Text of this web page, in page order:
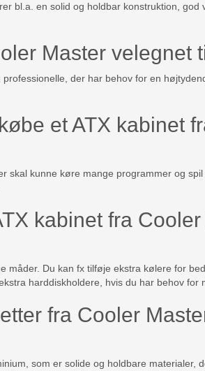
bl.a. en solid og holdbar konstruktion, god
Master velegnet
der har behov for en
et ATX kabinet
skal kunne køre mange programmer og
kabinet fra
måder. Du kan fx tilføje ekstra kølere for
harddiskholdere, hvis du har behov for
fra Cooler
som er solide og holdbare materialer,